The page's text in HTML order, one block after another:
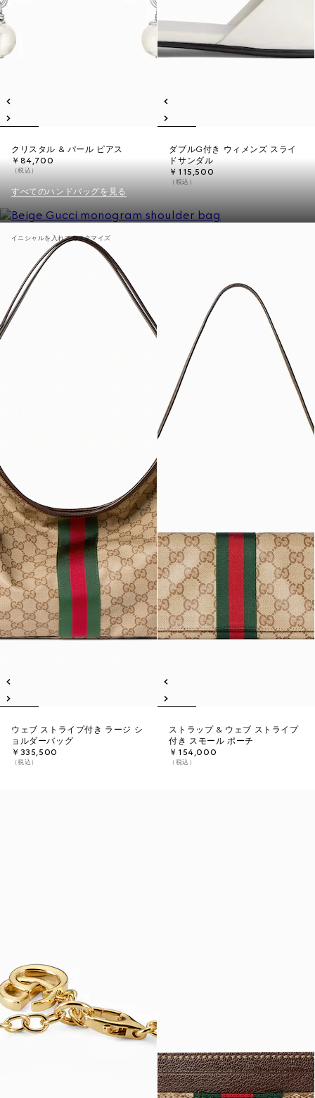
クリスタル & パール ピアス
￥84,700
（税込）
ダブルG付き ウィメンズ スライ
ドサンダル
￥115,500
（税込）
すべてのハンドバッグを見る
イニシャルを入れてカスタマイズ
ウェブ ストライプ付き ラージ シ
ョルダーバッグ
￥335,500
（税込）
ストラップ & ウェブ ストライプ
付き スモール ポーチ
￥154,000
（税込）